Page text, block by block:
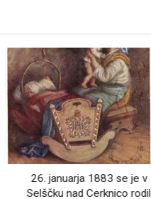
26. januarja 1883 se je v
Selščku nad Cerknico rodil